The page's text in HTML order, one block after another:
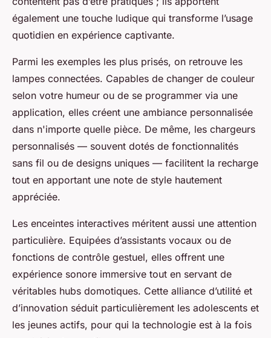
également une touche ludique qui transforme l’usage
quotidien en expérience captivante.
Parmi les exemples les plus prisés, on retrouve les
lampes connectées. Capables de changer de couleur
selon votre humeur ou de se programmer via une
application, elles créent une ambiance personnalisée
dans n'importe quelle pièce. De même, les chargeurs
personnalisés — souvent dotés de fonctionnalités
sans fil ou de designs uniques — facilitent la recharge
tout en apportant une note de style hautement
appréciée.
Les enceintes interactives méritent aussi une attention
particulière. Equipées d’assistants vocaux ou de
fonctions de contrôle gestuel, elles offrent une
expérience sonore immersive tout en servant de
véritables hubs domotiques. Cette alliance d’utilité et
d’innovation séduit particulièrement les adolescents et
les jeunes actifs, pour qui la technologie est à la fois